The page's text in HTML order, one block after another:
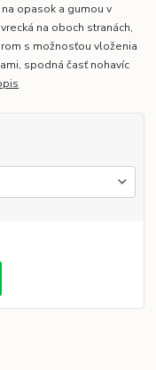
opasok a gumou v
na oboch stranách,
s možnosťou vloženia
spodná časť nohavíc